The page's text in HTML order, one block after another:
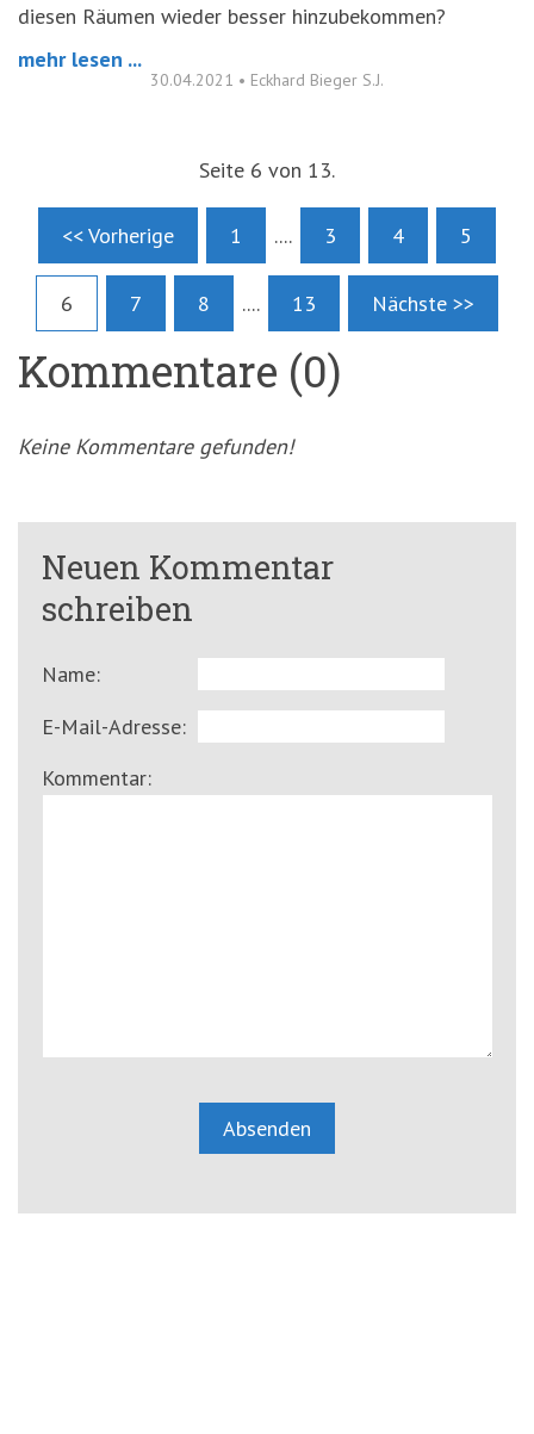
diesen Räumen wieder besser hinzubekommen?
mehr lesen ...
30.04.2021 • Eckhard Bieger S.J.
Seite 6 von 13.
<< Vorherige 1 .... 3 4 5
6 7 8 .... 13 Nächste >>
Kommentare (0)
Keine Kommentare gefunden!
Neuen Kommentar
schreiben
Name:
E-Mail-Adresse:
Kommentar: